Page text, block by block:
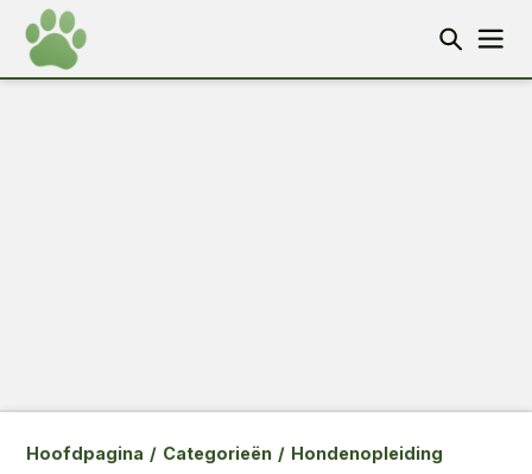
Hoofdpagina / Categorieën / Hondenopleiding